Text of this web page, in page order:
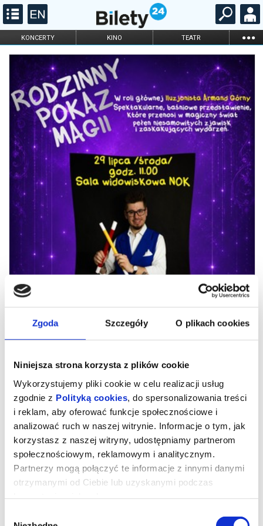
Zgoda Szczegóły O plikach cookies
Niniejsza strona korzysta z plików cookie
Wykorzystujemy pliki cookie w celu realizacji usług
zgodnie z Polityką cookies , do spersonalizowania treści
i reklam, aby oferować funkcje społecznościowe i
analizować ruch w naszej witrynie. Informacje o tym, jak
korzystasz z naszej witryny, udostępniamy partnerom
społecznościowym, reklamowym i analitycznym.
Partnerzy mogą połączyć te informacje z innymi danymi
otrzymanymi od Ciebie lub uzyskanymi podczas
KONCERTY KINO TEATR ...
FILHARMONIA OPERA I BALET
DLA DZIECI
ONLINE KARNETY
Iluzjonista Armand Górny
„Rodzinny Pokaz Magii”
Iluzjonista Armand Górny „Rodzinny Pokaz Magii”–
spektakularne, baśniowe przedstawienie, które przeniesie Was w
skrywa w sobie znacznie więcej, niż nam się wydaje. Właśnie